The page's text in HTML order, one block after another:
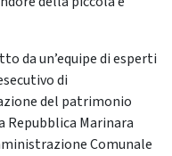
da un’equipe di esperti
di
del patrimonio
Marinara
Comunale